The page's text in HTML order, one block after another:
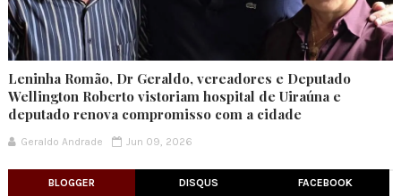
Leninha Romão, Dr Geraldo, vereadores e Deputado
Wellington Roberto vistoriam hospital de Uiraúna e
deputado renova compromisso com a cidade
Geraldo Andrade Jun 09, 2026
BLOGGER DISQUS FACEBOOK